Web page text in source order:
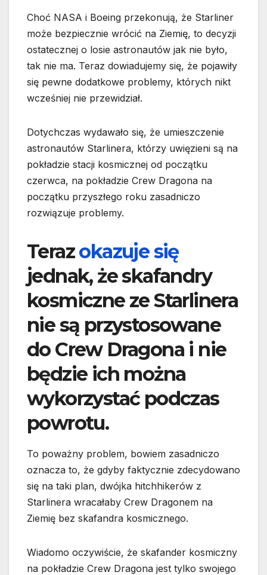
Choć NASA i Boeing przekonują, że Starliner
może bezpiecznie wrócić na Ziemię, to decyzji
ostatecznej o losie astronautów jak nie było,
tak nie ma. Teraz dowiadujemy się, że pojawiły
się pewne dodatkowe problemy, których nikt
wcześniej nie przewidział.
Dotychczas wydawało się, że umieszczenie
astronautów Starlinera, którzy uwięzieni są na
pokładzie stacji kosmicznej od początku
czerwca, na pokładzie Crew Dragona na
początku przyszłego roku zasadniczo
rozwiązuje problemy.
Terazokazuje się
jednak, że skafandry
kosmiczne ze Starlinera
nie są przystosowane
do Crew Dragona i nie
będzie ich można
wykorzystać podczas
powrotu.
To poważny problem, bowiem zasadniczo
oznacza to, że gdyby faktycznie zdecydowano
się na taki plan, dwójka hitchhikerów z
Starlinera wracałaby Crew Dragonem na
Ziemię bez skafandra kosmicznego.
Wiadomo oczywiście, że skafander kosmiczny
na pokładzie Crew Dragona jest tylko swojego